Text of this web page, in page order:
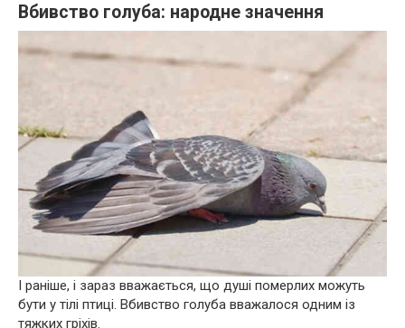
Вбивство голуба: народне значення
І раніше, і зараз вважається, що душі померлих можуть
бути у тілі птиці. Вбивство голуба вважалося одним із
тяжких гріхів.